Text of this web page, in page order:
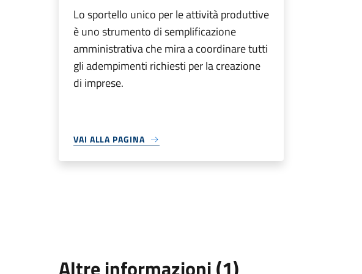
Lo sportello unico per le attività produttive
è uno strumento di semplificazione
amministrativa che mira a coordinare tutti
gli adempimenti richiesti per la creazione
di imprese.
VAI ALLA PAGINA